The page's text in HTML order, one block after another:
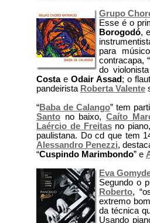
Grupo
Esse é o
Borogodó,
para
contracapa, “
do
Costae Odair Assad ; o
pandeirista Roberta Valente
“Baba de Calango” tem
Santo no baixo, Caíto
Laércio de Freitasno
paulistana. Do cd que tem
Alessandro Penezzi,
“Cuspindo Marimbondo” e
Eva
Segundo o
Roberto,
extremo
da técnica
Usando